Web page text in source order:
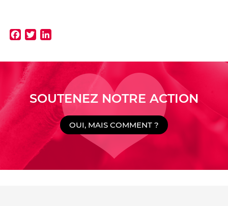
Facebook
Twitter
SOUTENEZ NOTRE ACTION
OUI, MAIS COMMENT ?